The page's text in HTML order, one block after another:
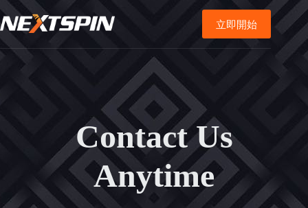
立即開始
Contact Us
Anytime